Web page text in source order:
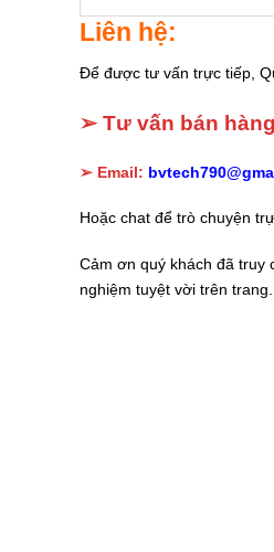
Liên hệ:
Để được tư vấn trực tiếp,
➢ Tư vấn bán
➢ Email:
Hoặc chat để trò chuyện
Cảm ơn quý khách đã truy
nghiệm tuyệt vời trên trang.